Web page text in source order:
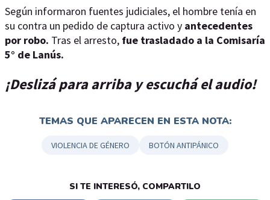
Según informaron fuentes judiciales, el hombre tenía en
su contra un pedido de captura activo y antecedentes
por robo. Tras el arresto, fue trasladado a la Comisaría
5° de Lanús.
¡Deslizá para arriba y escuchá el audio!
TEMAS QUE APARECEN EN ESTA NOTA:
VIOLENCIA DE GÉNERO BOTÓN ANTIPÁNICO
SI TE INTERESÓ, COMPARTILO